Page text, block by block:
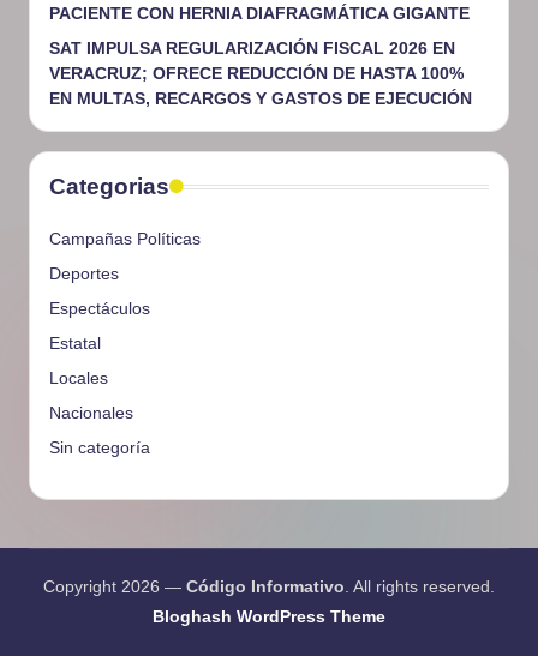
PACIENTE CON HERNIA DIAFRAGMÁTICA GIGANTE
SAT IMPULSA REGULARIZACIÓN FISCAL 2026 EN
VERACRUZ; OFRECE REDUCCIÓN DE HASTA 100%
EN MULTAS, RECARGOS Y GASTOS DE EJECUCIÓN
Categorias
Campañas Políticas
Deportes
Espectáculos
Estatal
Locales
Nacionales
Sin categoría
Copyright 2026 — Código Informativo . All rights reserved.
Bloghash WordPress Theme